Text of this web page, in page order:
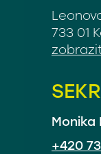
733 01
Monika
+420